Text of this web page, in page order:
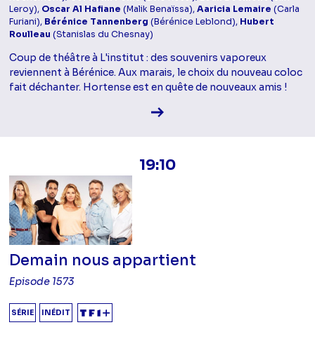
Leroy), Oscar Al Hafiane (Malik Benaïssa),Aaricia Lemaire (Carla
Furiani), Bérénice Tannenberg (Bérénice Leblond), Hubert
Roulleau (Stanislas du Chesnay)
Coup de théâtre à L'institut : des souvenirs vaporeux
reviennent à Bérénice. Aux marais, le choix du nouveau coloc
fait déchanter. Hortense est en quête de nouveaux amis !
Voir la fiche diffusion
19:10
Demain nous appartient
Episode 1573
SÉRIE INÉDIT